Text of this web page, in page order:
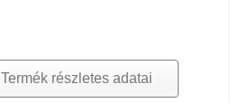
Termék részletes adatai